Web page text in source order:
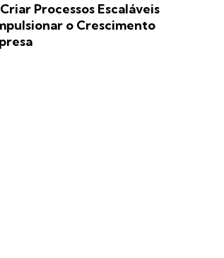
Processos Escaláveis
o Crescimento